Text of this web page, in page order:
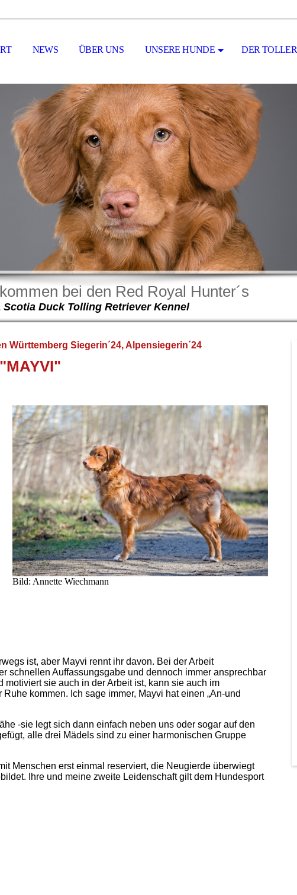
NEWS ÜBER UNS UNSERE HUNDE DER TOLLER
bei den Red Royal Hunter´s
Scotia Duck Tolling Retriever Kennel
Württemberg Siegerin´24, Alpensiegerin´24
Bild: Annette Wiechmann
ist, aber Mayvi rennt ihr davon. Bei der Arbeit
schnellen Auffassungsgabe und dennoch immer ansprechbar
sie auch in der Arbeit ist, kann sie auch im
kommen. Ich sage immer, Mayvi hat einen „An-und
-sie legt sich dann einfach neben uns oder sogar auf den
alle drei Mädels sind zu einer harmonischen Gruppe
Menschen erst einmal reserviert, die Neugierde überwiegt
Ihre und meine zweite Leidenschaft gilt dem Hundesport